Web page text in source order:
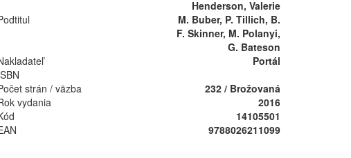
Henderson, Valerie
M. Buber, P. Tillich, B.
F. Skinner, M. Polanyi,
G. Bateson
Portál
strán / väzba
232 / Brožovaná
vydania
2016
14105501
9788026211099